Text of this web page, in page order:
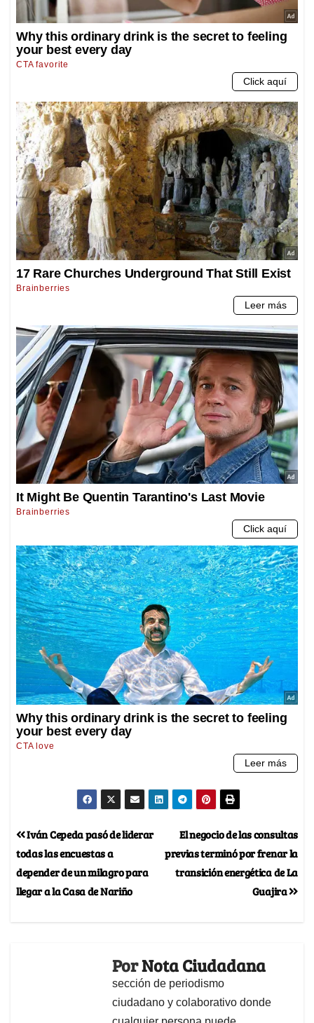
El negocio de las consultas
previas terminó por frenar la
transición energética de La
Guajira
Iván Cepeda pasó de liderar
todas las encuestas a
depender de un milagro para
llegar a la Casa de Nariño
PorNota Ciudadana
sección de periodismo
ciudadano y colaborativo donde